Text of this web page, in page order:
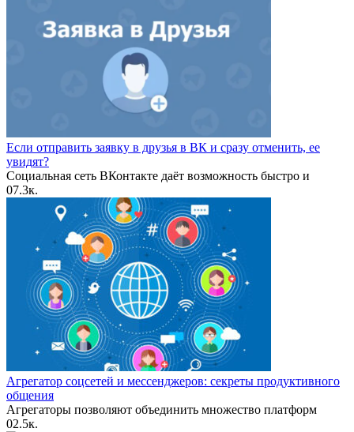
Если отправить заявку в друзья в ВК и сразу отменить, ее
увидят?
Социальная сеть ВКонтакте даёт возможность быстро и
07.3к.
Агрегатор соцсетей и мессенджеров: секреты продуктивного
общения
Агрегаторы позволяют объединить множество платформ
02.5к.